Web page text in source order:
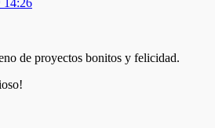
14:26
de proyectos bonitos y felicidad.